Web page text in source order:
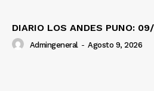
DIARIO LOS ANDES PUNO:
Admingeneral - Agosto 9, 2026